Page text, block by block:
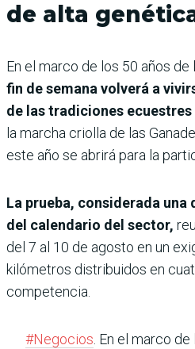
de alta
En el marco de los 50 años de
fin de semana volverá a
de las tradiciones ecuestres
la marcha criolla de las
este año se abrirá para la
La prueba, considerada
del calendario del sector,
del 7 al 10 de agosto en un
kilómetros distribuidos en
competencia.
#Negocios. En el marco